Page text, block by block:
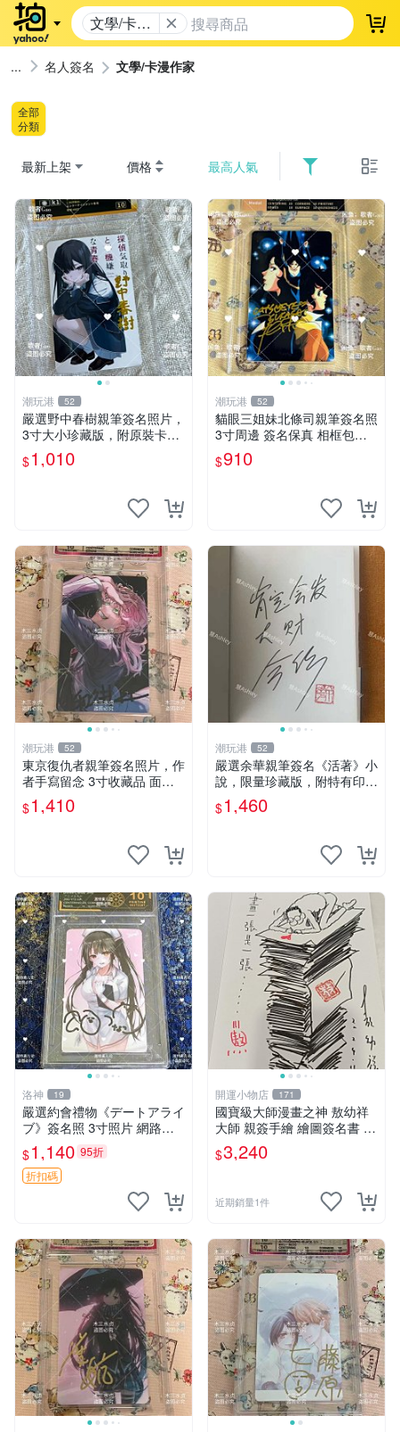
文學/卡漫
作家
登
名人簽名 文學/卡漫作家
全部
分類
最新上架 價格 最高人氣
潮玩港 52
嚴選野中春樹親筆簽名照片，
3寸大小珍藏版，附原裝卡
磚。青春探偵迷必收！ 青春
時代、探案主題 現場簽名照
$1,010
潮玩港 52
貓眼三姐妹北條司親筆簽名照
3寸周邊 簽名保真 相框包裝
貓眼三姐妹 北條司 周邊 貓眼
三姐妹 簽名照 包裝相框
$910
潮玩港 52
東京復仇者親筆簽名照片，作
者手寫留念 3寸收藏品 面簽
珍藏 東京裡ベンジャーズ 畫
家原創 約3x5.5cm 簽名版 國
$1,410
潮玩港 52
嚴選余華親筆簽名《活著》小
說，限量珍藏版，附特有印
章。 活著 小說 簽名書
$1,460
洛神 19
嚴選約會禮物《デートアライ
ブ》簽名照 3寸照片 網路原
圖 實物美 希望與你見面 デー
トアライブ 簽名照 收藏品
$1,140 95折
折扣碼
開運小物店 171
國寶級大師漫畫之神 敖幼祥
大師 親簽手繪 繪圖簽名書 機
會難得敖大師一輩子繪圖創作
多年有一句老師最金典名言
$3,240
近期銷量1件